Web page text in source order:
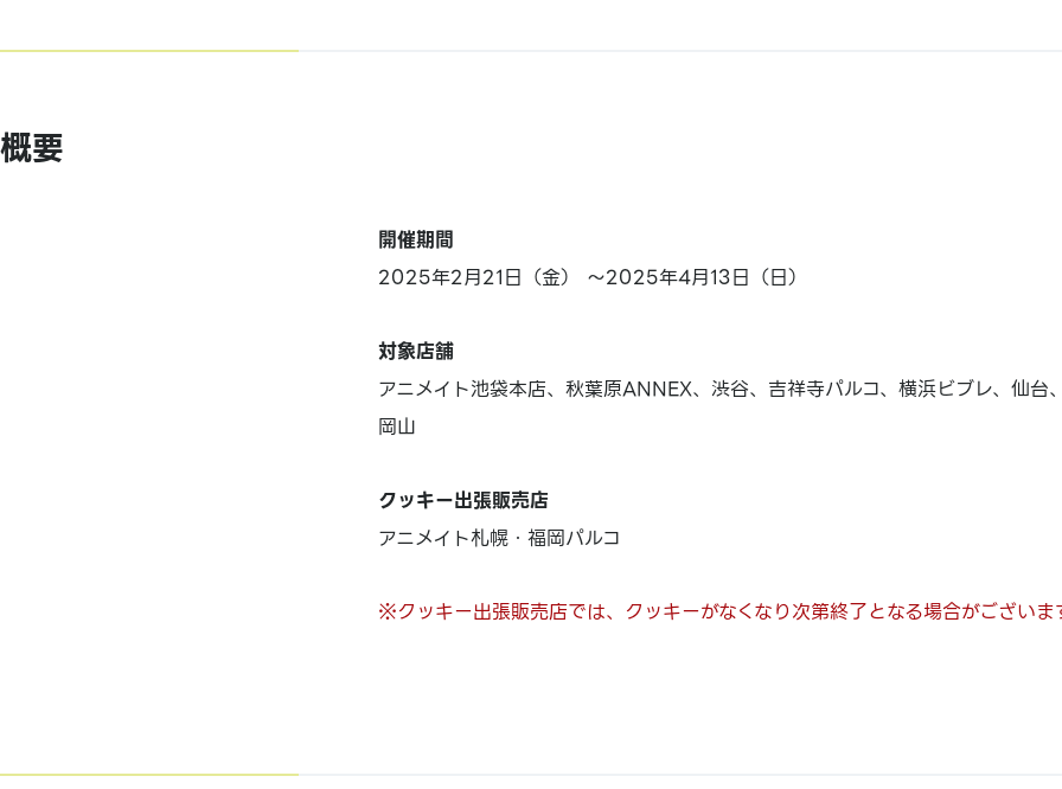
概要
開催期間
2025年2月21日（金） ～2025年4月13日（日）
対象店舗
アニメイト池袋本店、秋葉原ANNEX、渋谷、吉祥寺パルコ、横浜ビブレ、仙台
岡山
クッキー出張販売店
アニメイト札幌・福岡パルコ
※クッキー出張販売店では、クッキーがなくなり次第終了となる場合がございま